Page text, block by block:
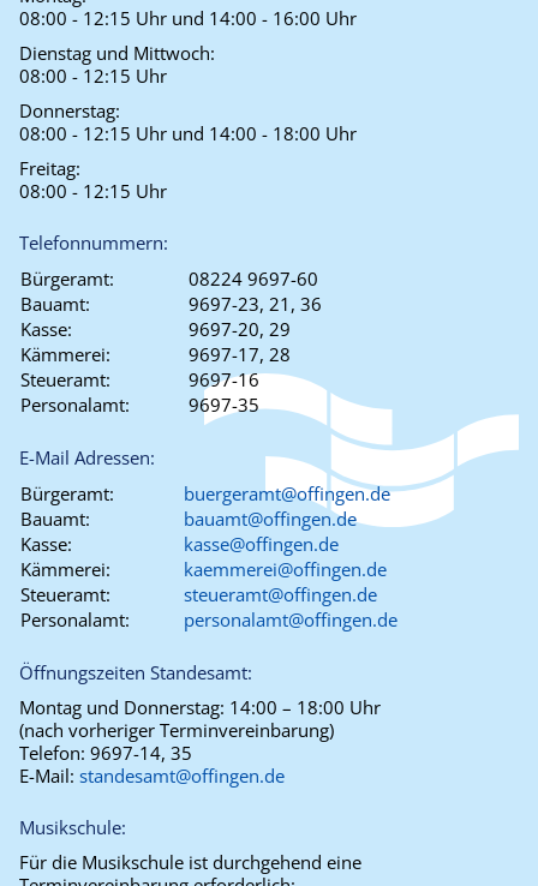
08:00 - 12:15 Uhr und 14:00 - 16:00 Uhr
Dienstag und Mittwoch:
08:00 - 12:15 Uhr
Donnerstag:
08:00 - 12:15 Uhr und 14:00 - 18:00 Uhr
Freitag:
08:00 - 12:15 Uhr
Telefonnummern:
Bürgeramt:
08224 9697-60
Bauamt:
9697-23, 21, 36
Kasse:
9697-20, 29
Kämmerei:
9697-17, 28
Steueramt:
9697-16
Personalamt:
9697-35
E-Mail Adressen:
Bürgeramt:
buergeramt@offingen.de
Bauamt:
bauamt@offingen.de
Kasse:
kasse@offingen.de
Kämmerei:
kaemmerei@offingen.de
Steueramt:
steueramt@offingen.de
Personalamt:
personalamt@offingen.de
Öffnungszeiten Standesamt:
Montag und Donnerstag: 14:00 – 18:00 Uhr
(nach vorheriger Terminvereinbarung)
Telefon: 9697-14, 35
E-Mail: standesamt@offingen.de
Musikschule:
Für die Musikschule ist durchgehend eine